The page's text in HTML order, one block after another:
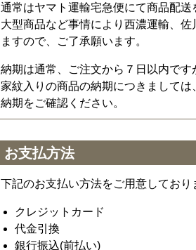
通常はヤマト運輸宅急便にて商品配送
大型商品など事情により西濃運輸、
ますので、ご了承願います。
納期は通常、ご注文から７日以内です
家紋入りの商品の納期につきましては
納期をご確認ください。
お支払方法
下記のお支払い方法をご用意しており
クレジットカード
代金引換
銀行振込(前払い)